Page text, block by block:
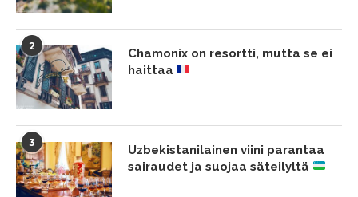
2
Chamonix on resortti, mutta se ei
haittaa
3
Uzbekistanilainen viini parantaa
sairaudet ja suojaa säteilyltä